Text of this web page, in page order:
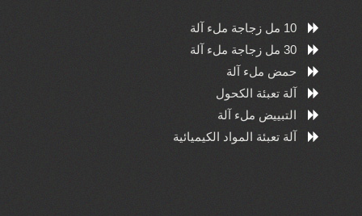
10 مل زجاجة ملء آلة
30 مل زجاجة ملء آلة
حمض ملء آلة
آلة تعبئة الكحول
التبييض ملء آلة
آلة تعبئة المواد الكيميائية